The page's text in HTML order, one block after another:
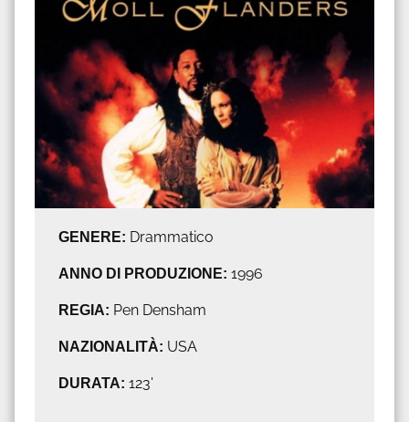
GENERE: Drammatico
ANNO DI PRODUZIONE: 1996
REGIA: Pen Densham
NAZIONALITÀ: USA
DURATA: 123'